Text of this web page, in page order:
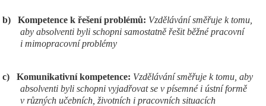
b) Kompetence k řešení problémů: Vzdělávání směřuje k tomu,
aby absolventi byli schopni samostatně řešit běžné pracovní
i mimopracovní problémy
c) Komunikativní kompetence: Vzdělávání směřuje k tomu, aby
absolventi byli schopni vyjadřovat se v písemné i ústní formě
v různých učebních, životních i pracovních situacích